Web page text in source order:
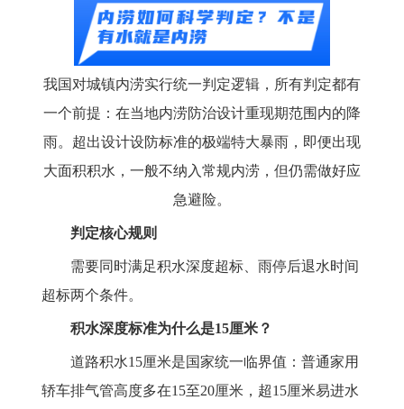
我国对城镇内涝实行统一判定逻辑，所有判定都有
一个前提：在当地内涝防治设计重现期范围内的降
雨。超出设计设防标准的极端特大暴雨，即便出现
大面积积水，一般不纳入常规内涝，但仍需做好应
急避险。
判定核心规则
需要同时满足积水深度超标、雨停后退水时间
超标两个条件。
积水深度标准为什么是15厘米？
道路积水15厘米是国家统一临界值：普通家用
轿车排气管高度多在15至20厘米，超15厘米易进水